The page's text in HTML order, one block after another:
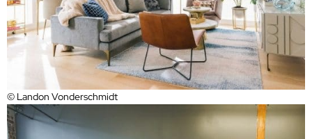
© Landon Vonderschmidt